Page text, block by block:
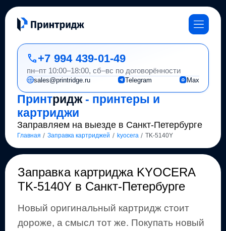
Принтридж- принтеры и
картриджи
Заправляем на выезде в Санкт-Петербурге
Главная / Заправка картриджей / kyocera / TK-5140Y
+7 994 439-01-49
пн–пт 10:00–18:00, сб–вс по договорённости
sales@printridge.ru Telegram Max
Заправка картриджа KYOCERA
TK-5140Yв Санкт-Петербурге
Новый оригинальный картридж стоит
дороже, а смысл тот же. Покупать новый